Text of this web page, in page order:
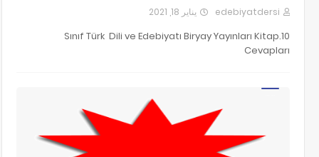
edebiyatdersi يناير 18, 2021
10.Sınıf Türk Dili ve Edebiyatı Biryay Yayınları Kitap
Cevapları